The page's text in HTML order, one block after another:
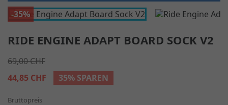
-35%
RIDE ENGINE ADAPT BOARD SOCK V2
69,00 CHF
44,85 CHF
35% SPAREN
Bruttopreis